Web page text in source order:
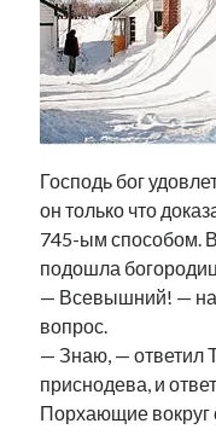
Господь бог
он только что
745-ым способом.
подошла
— Всевышний! —
вопрос.
— Знаю, — ответил
приснодева, и
Порхающие